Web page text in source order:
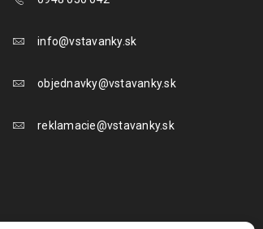
info@vstavanky.sk
objednavky@vstavanky.sk
reklamacie@vstavanky.sk